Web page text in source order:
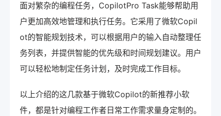
面对繁杂的编程任务，CopilotPro Task能够帮助用
户更加高效地管理和执行任务。它采用了微软Copil
ot的智能规划技术，可以根据用户的输入自动整理任
务列表，并提供智能的优先级和时间规划建议。用户
可以轻松地制定任务计划，及时完成工作目标。
以上介绍的这几款基于微软Copilot的新推荐小软
件，都是针对编程工作者日常工作需求量身定制的。